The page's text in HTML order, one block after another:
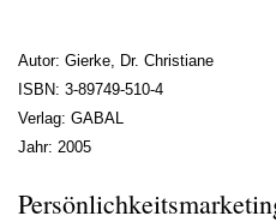
Autor: Gierke, Dr. Christiane
ISBN: 3-89749-510-4
Verlag: GABAL
Jahr: 2005